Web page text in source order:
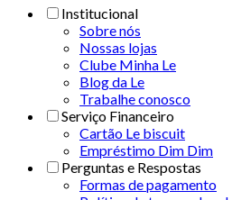
Institucional
Sobre nós
Nossas lojas
Clube Minha Le
Blog da Le
Trabalhe conosco
Serviço Financeiro
Cartão Le biscuit
Empréstimo Dim Dim
Perguntas e Respostas
Formas de pagamento